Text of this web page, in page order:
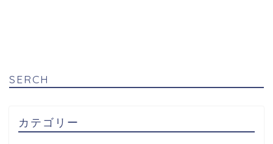
SERCH
カテゴリー